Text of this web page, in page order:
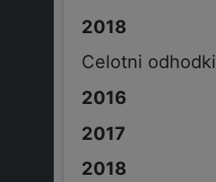
Celotni odhodki